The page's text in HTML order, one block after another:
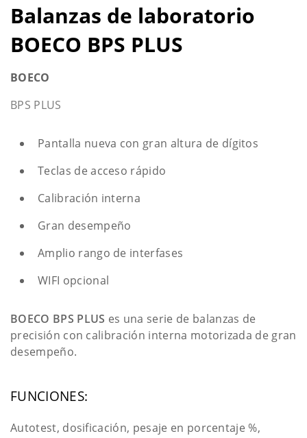
Balanzas de laboratorio
BOECO BPS PLUS
BOECO
BPS PLUS
Pantalla nueva con gran altura de dígitos
Teclas de acceso rápido
Calibración interna
Gran desempeño
Amplio rango de interfases
WIFI opcional
BOECO BPS PLUS es una serie de balanzas de
precisión con calibración interna motorizada de gran
desempeño.
FUNCIONES:
Autotest, dosificación, pesaje en porcentaje %,